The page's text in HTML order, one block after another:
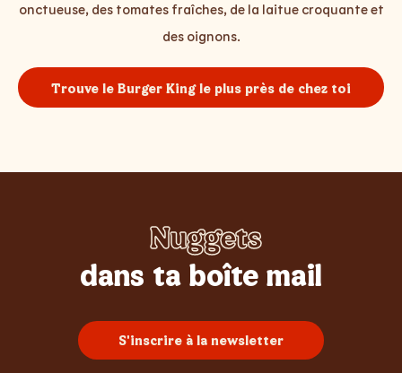
onctueuse, des tomates fraîches, de la laitue croquante et
des oignons.
Trouve le Burger King le plus près de chez toi
Whopper
Nuggets
Frites
Burgers
Poulet
Sundae
dans ta boîte mail
S'inscrire à la newsletter